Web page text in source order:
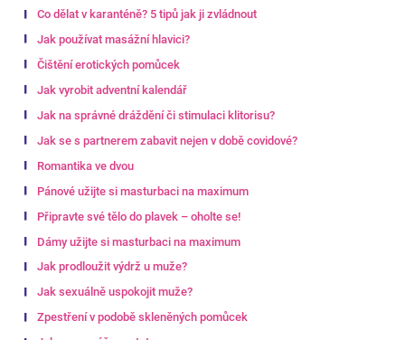
Co dělat v karanténě? 5 tipů jak ji zvládnout
Jak používat masážní hlavici?
Čištění erotických pomůcek
Jak vyrobit adventní kalendář
Jak na správné dráždění či stimulaci klitorisu?
Jak se s partnerem zabavit nejen v době covidové?
Romantika ve dvou
Pánové užijte si masturbaci na maximum
Připravte své tělo do plavek – oholte se!
Dámy užijte si masturbaci na maximum
Jak prodloužit výdrž u muže?
Jak sexuálně uspokojit muže?
Zpestření v podobě skleněných pomůcek